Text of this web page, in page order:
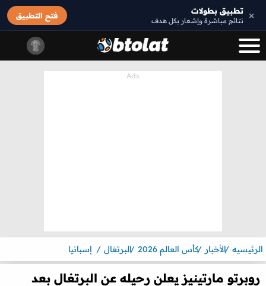
× تطبيق بطولات
نتائج مباشرة وإشعار بكل هدف
فتح التطبيق
الرئيسيه الأخبار كأس العالم 2026 البرتغال إسبانيا
روبرتو مارتينيز يعلن رحيله عن البرتغال بعد